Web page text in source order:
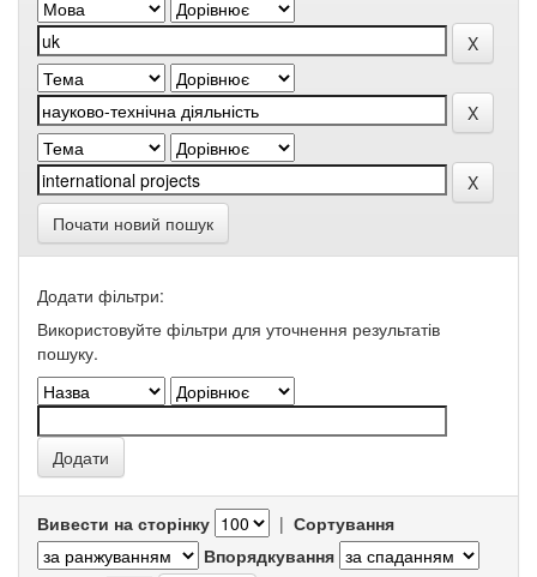
Почати новий пошук
Додати фільтри:
Використовуйте фільтри для уточнення результатів
пошуку.
Вивести на сторінку | Сортування
Впорядкування